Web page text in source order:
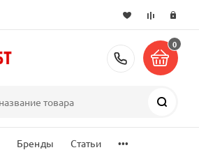
+7 (495)
0
Бренды Статьи ...